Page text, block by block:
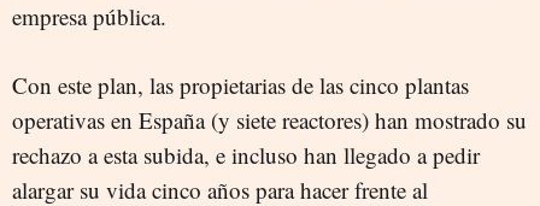
empresa pública.
Con este plan, las propietarias de las cinco plantas
operativas en España (y siete reactores) han mostrado su
rechazo a esta subida, e incluso han llegado a pedir
alargar su vida cinco años para hacer frente al